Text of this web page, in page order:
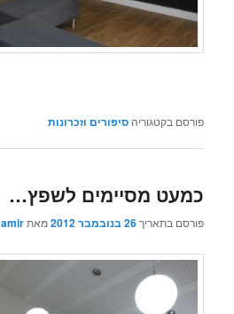
פורסם בקטגוריה סיפורים וזכרונות
כמעט מסיימים לשפץ…
פורסם בתאריך26 בנובמבר 2012 מאתamir